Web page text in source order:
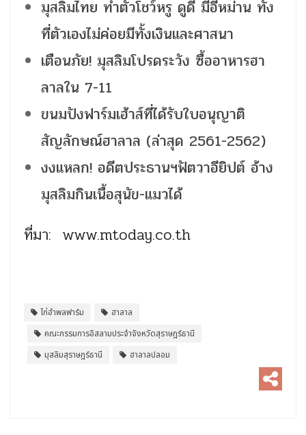
มุสลิมไทย ทำตัวโชว์หรู ดูดี มีอีหม่าน ทั้ง
ที่ตัวเองไม่ค่อยมีทั้งเงินและศาสนา
เตือนภัย! มุสลิมโปรดระวัง ซื้ออาหารฮา
ลาลใน 7-11
ขนมปังฟาร์มเฮ้าส์ที่ได้รับใบอนุญาติ
สัญลักษณ์ฮาลาล (ล่าสุด 2561-2562)
งงแหลก! อดีตประธานฯฟัตวาอียิปต์ อ้าง
มุสลิมกินเนื้อสุนัข-แมวได้
ที่มา: www.mtoday.co.th
ไก่อำพลฟาร์ม
ฮาลาล
คณะกรรมการอิสลามประจำจังหวัดสุราษฎร์ธานี
มุสลิมสุราษฎร์ธานี
ฮาลาลปลอม